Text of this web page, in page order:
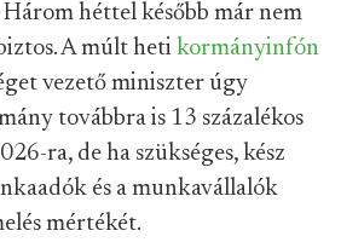
héttel később már nem
A múlt heti kormányinfón
vezető miniszter úgy
továbbra is 13 százalékos
ra, de ha szükséges, kész
és a munkavállalók
mértékét.